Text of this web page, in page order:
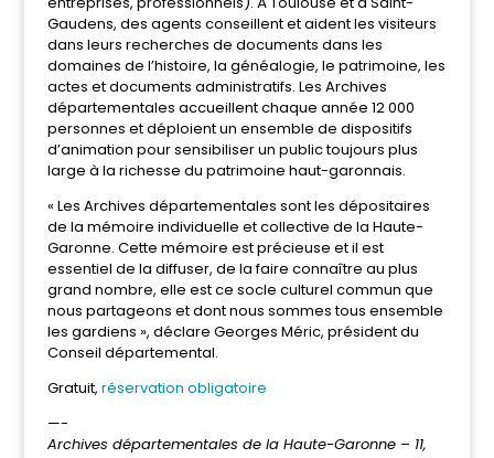
Gaudens, des agents conseillent et aident les visiteurs
dans leurs recherches de documents dans les
domaines de l’histoire, la généalogie, le patrimoine, les
actes et documents administratifs. Les Archives
départementales accueillent chaque année 12 000
personnes et déploient un ensemble de dispositifs
d’animation pour sensibiliser un public toujours plus
large à la richesse du patrimoine haut-garonnais.
« Les Archives départementales sont les dépositaires
de la mémoire individuelle et collective de la Haute-
Garonne. Cette mémoire est précieuse et il est
essentiel de la diffuser, de la faire connaître au plus
grand nombre, elle est ce socle culturel commun que
nous partageons et dont nous sommes tous ensemble
les gardiens », déclare Georges Méric, président du
Conseil départemental.
Gratuit, réservation obligatoire
—-
Archives départementales de la Haute-Garonne – 11,